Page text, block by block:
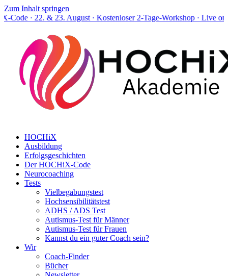
Zum Inhalt springen
& 23. August · Kostenloser 2-Tage-Workshop · Live online
HOCHiX
Ausbildung
Erfolgsgeschichten
Der HOCHiX-Code
Neurocoaching
Tests
Vielbegabungstest
Hochsensibilitätstest
ADHS / ADS Test
Autismus-Test für Männer
Autismus-Test für Frauen
Kannst du ein guter Coach sein?
Wir
Coach-Finder
Bücher